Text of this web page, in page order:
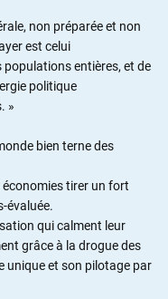
non préparée et non
est celui
entières, et de
politique
»
bien terne des
tirer un fort
évaluée.
qui calment leur
grâce à la drogue des
unique et son pilotage par